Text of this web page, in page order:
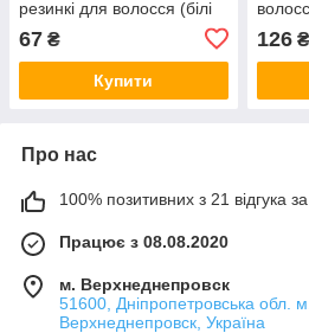
резинкі для волосся (білі
бантики ручної роботи в
школу канзаші для
дівчинки)
67 ₴
Купити
126₴
Про нас
100% позитивних з 21 відгука за
Працює з 08.08.2020
м. Верхнеднепровск
51600, Дніпропетровська обл.
Верхнеднепровск, Україна